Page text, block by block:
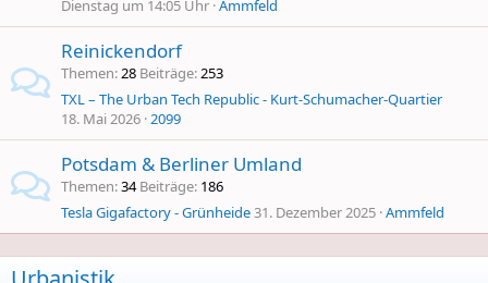
Dienstag um 14:05 Uhr Ammfeld
Reinickendorf
Themen 28 Beiträge 253
TXL – The Urban Tech Republic - Kurt-Schumacher-Quartier
18. Mai 2026 2099
Potsdam & Berliner Umland
Themen 34 Beiträge 186
Tesla Gigafactory - Grünheide31. Dezember 2025 Ammfeld